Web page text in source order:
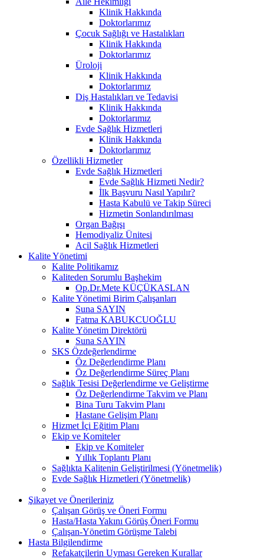
Klinik Hakkında
Doktorlarımız
Çocuk Sağlığı ve Hastalıkları
Klinik Hakkında
Doktorlarımız
Üroloji
Klinik Hakkında
Doktorlarımız
Diş Hastalıkları ve Tedavisi
Klinik Hakkında
Doktorlarımız
Evde Sağlık Hizmetleri
Klinik Hakkında
Doktorlarımız
Özellikli Hizmetler
Evde Sağlık Hizmetleri
Evde Sağlık Hizmeti Nedir?
İlk Başvuru Nasıl Yapılır?
Hasta Kabulü ve Takip Süreci
Hizmetin Sonlandırılması
Organ Bağışı
Hemodiyaliz Ünitesi
Acil Sağlık Hizmetleri
Kalite Yönetimi
Kalite Politikamız
Kaliteden Sorumlu Başhekim
Op.Dr.Mete KÜÇÜKASLAN
Kalite Yönetimi Birim Çalışanları
Suna SAYIN
Fatma KABUKCUOĞLU
Kalite Yönetim Direktörü
Suna SAYIN
SKS Özdeğerlendirme
Öz Değerlendirme Planı
Öz Değerlendirme Süreç Planı
Sağlık Tesisi Değerlendirme ve Geliştirme
Öz Değerlendirme Takvim ve Planı
Bina Turu Takvim Planı
Hastane Gelişim Planı
Hizmet İçi Eğitim Planı
Ekip ve Komiteler
Ekip ve Komiteler
Yıllık Toplantı Planı
Sağlıkta Kalitenin Geliştirilmesi (Yönetmelik)
Evde Sağlık Hizmetleri (Yönetmelik)
Şikayet ve Önerileriniz
Çalışan Görüş ve Öneri Formu
Hasta/Hasta Yakını Görüş Öneri Formu
Çalışan-Yönetim Görüşme Talebi
Hasta Bilgilendirme
Refakatçilerin Uyması Gereken Kurallar